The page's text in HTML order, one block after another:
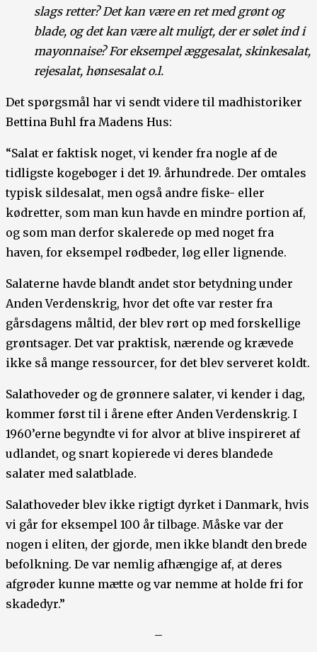
slags retter? Det kan være en ret med grønt og
blade, og det kan være alt muligt, der er sølet ind i
mayonnaise? For eksempel æggesalat, skinkesalat,
rejesalat, hønsesalat o.l.
Det spørgsmål har vi sendt videre til madhistoriker
Bettina Buhl fra Madens Hus:
“Salat er faktisk noget, vi kender fra nogle af de
tidligste kogebøger i det 19. århundrede. Der omtales
typisk sildesalat, men også andre fiske- eller
kødretter, som man kun havde en mindre portion af,
og som man derfor skalerede op med noget fra
haven, for eksempel rødbeder, løg eller lignende.
Salaterne havde blandt andet stor betydning under
Anden Verdenskrig, hvor det ofte var rester fra
gårsdagens måltid, der blev rørt op med forskellige
grøntsager. Det var praktisk, nærende og krævede
ikke så mange ressourcer, for det blev serveret koldt.
Salathoveder og de grønnere salater, vi kender i dag,
kommer først til i årene efter Anden Verdenskrig. I
1960’erne begyndte vi for alvor at blive inspireret af
udlandet, og snart kopierede vi deres blandede
salater med salatblade.
Salathoveder blev ikke rigtigt dyrket i Danmark, hvis
vi går for eksempel 100 år tilbage. Måske var der
nogen i eliten, der gjorde, men ikke blandt den brede
befolkning. De var nemlig afhængige af, at deres
afgrøder kunne mætte og var nemme at holde fri for
skadedyr.”
–